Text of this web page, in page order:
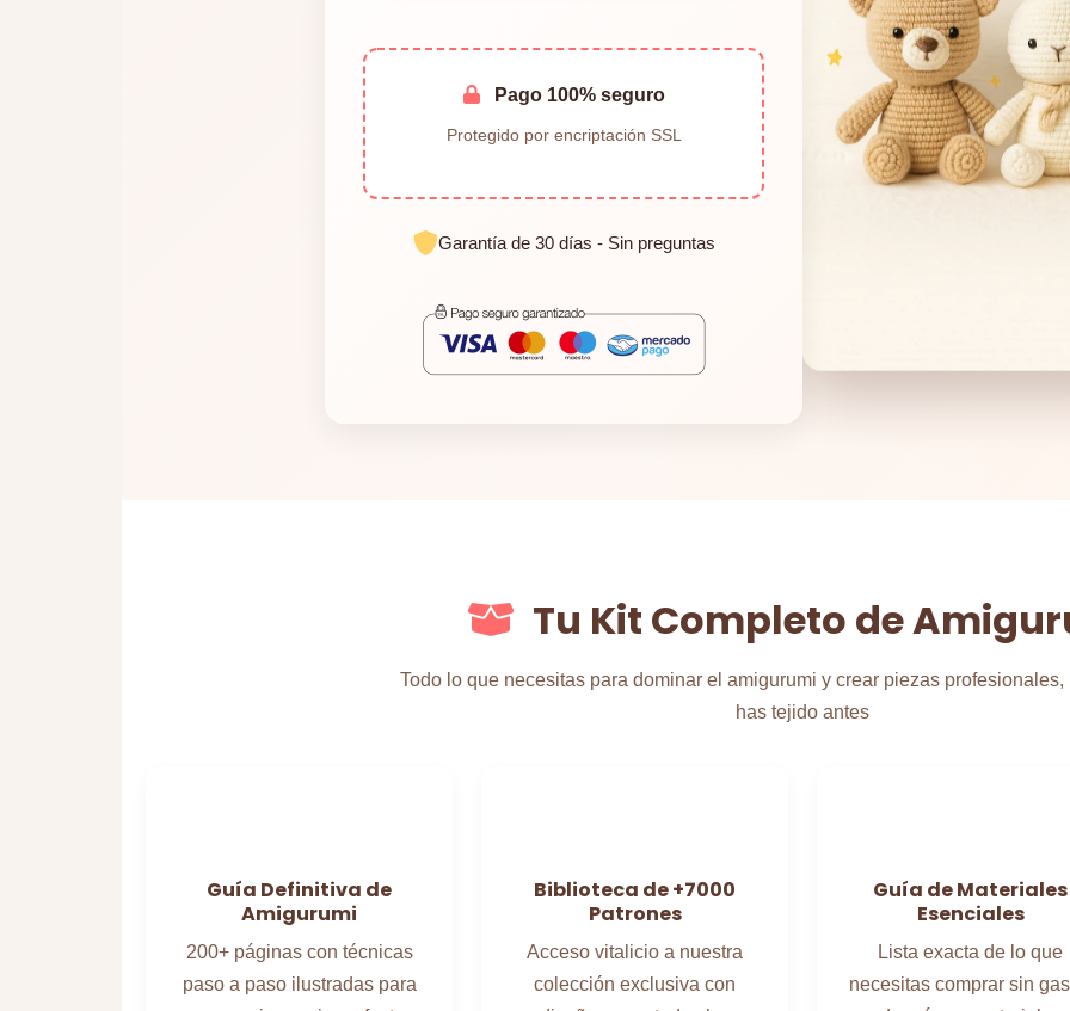
Pago 100% seguro
Protegido por encriptación SSL
Garantía de 30 días - Sin preguntas
Tu Kit Completo de
Todo lo que necesitas para dominar el amigurumi y crear piezas
has tejido antes
Guía Definitiva de
Amigurumi
200+ páginas con técnicas
paso a paso ilustradas para
Biblioteca de +7000
Patrones
Acceso vitalicio a nuestra
colección exclusiva con
Guía de Materiales
Esenciales
Lista exacta de lo que
necesitas comprar sin